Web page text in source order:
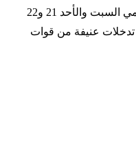
قد نظموا تجمعات احتجاجية خلال يومي السبت والأحد 21 و22
عنيفة من قوات